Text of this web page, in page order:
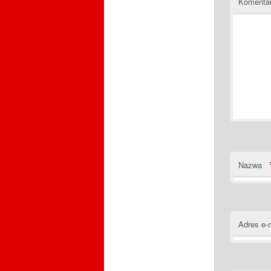
Nazwa
Adres e-